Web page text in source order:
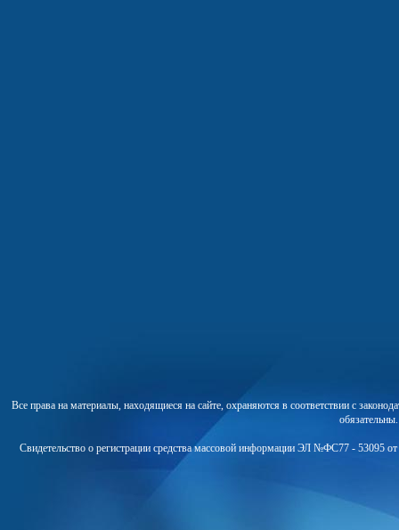
Все права на материалы, находящиеся на сайте, охраняются в соответствии с
Свидетельство о регистрации средства массовой информации ЭЛ №ФС77 - 53095